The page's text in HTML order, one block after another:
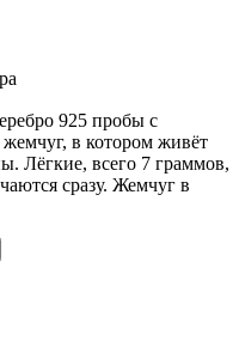
925 пробы с
в котором живёт
Лёгкие, всего 7 граммов,
сразу. Жемчуг в